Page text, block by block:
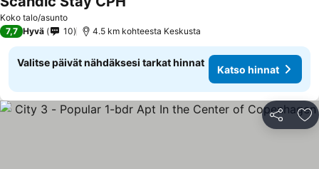
Koko talo/asunto
7,7 Hyvä 10 4.5 km kohteesta Keskusta
Valitse päivät nähdäksesi tarkat hinnat
Katso hinnat
Jaa